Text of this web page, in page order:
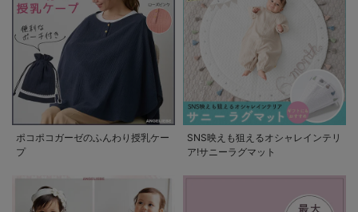
ポコポコガーゼのふんわり授乳ケー
プ
SNS映えも狙えるオシャレインテリ
ア!サニーラグマット